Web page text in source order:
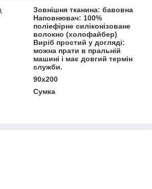
Зовнішня тканина: бавовна
Наповнювач: 100%
поліефірне силіконізоване
волокно (холофайбер)
Виріб простий у догляді:
можна прати в пральній
машині і має довгий термін
служби.
90x200
Сумка